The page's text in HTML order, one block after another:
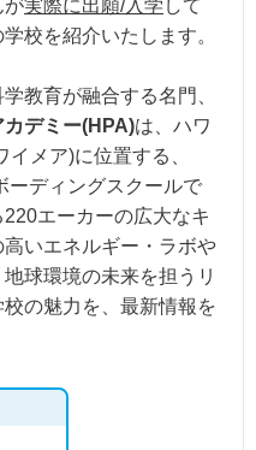
が実際に出願/入学 して
校を紹介いたします。
教育が融合する名門、
デミー(HPA)は、ハワ
メア)に位置する、
ーディングスクールで
エーカーの広大なキ
いエネルギー・ラボや
球環境の未来を担うリ
の魅力を、最新情報を